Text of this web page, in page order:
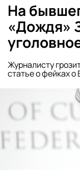
На
«Дождя»
Журналисту
статье о фейках